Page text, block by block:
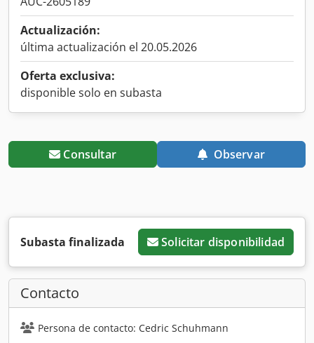
Actualización:
última actualización el 20.05.2026
Oferta exclusiva:
disponible solo en subasta
Consultar Observar
Subasta finalizada Solicitar disponibilidad
Contacto
Persona de contacto: Cedric Schuhmann